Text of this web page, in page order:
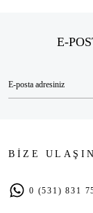
E-
BİZE ULAŞIN
0 (531) 831